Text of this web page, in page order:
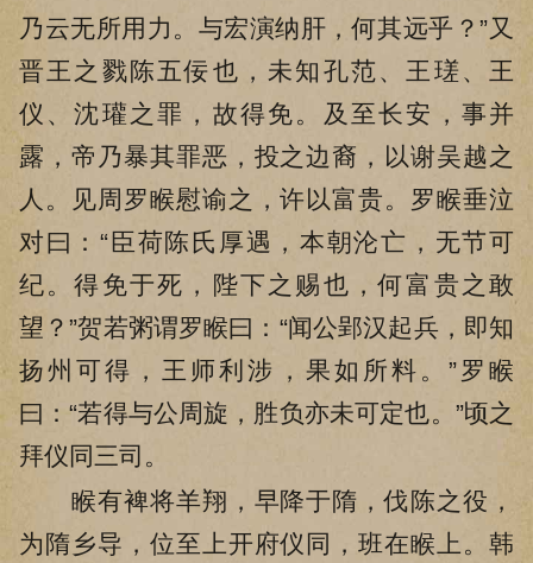
乃云无所用力。与宏演纳肝，何其远乎？”又
晋王之戮陈五佞也，未知孔范、王瑳、王
仪、沈瓘之罪，故得免。及至长安，事并
露，帝乃暴其罪恶，投之边裔，以谢吴越之
人。见周罗睺慰谕之，许以富贵。罗睺垂泣
对曰：“臣荷陈氏厚遇，本朝沦亡，无节可
纪。得免于死，陛下之赐也，何富贵之敢
望？”贺若粥谓罗睺曰：“闻公郢汉起兵，即知
扬州可得，王师利涉，果如所料。”罗睺
曰：“若得与公周旋，胜负亦未可定也。”顷之
拜仪同三司。
睺有裨将羊翔，早降于隋，伐陈之役，
为隋乡导，位至上开府仪同，班在睺上。韩